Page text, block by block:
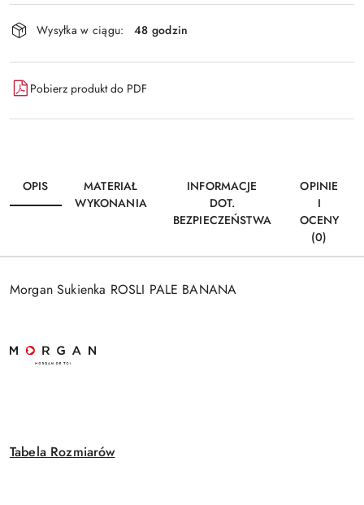
Dostępność
i
dostawa
Wysyłka w ciągu: 48 godzin
Pobierz produkt do PDF
OPIS
MATERIAŁ
WYKONANIA
INFORMACJE
DOT.
BEZPIECZEŃSTWA
OPINIE
I
OCENY
(0)
Morgan Sukienka ROSLI PALE BANANA
Tabela Rozmiarów